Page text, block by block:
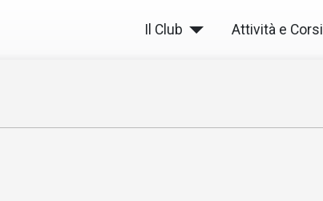
Il Club Attività e Corsi